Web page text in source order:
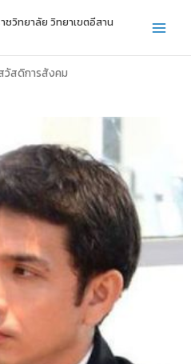
วิทยาลัย วิทยาเขตอีสาน
วัสดิการสังคม